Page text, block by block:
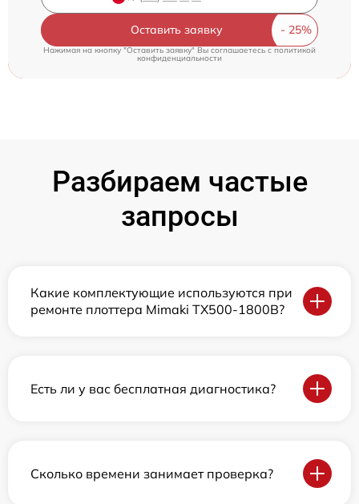
Оставить заявку
Нажимая на кнопку "Оставить заявку" Вы соглашаетесь cполитикой
конфиденциальности
Разбираем частые
запросы
Какие комплектующие используются при
ремонте плоттера Mimaki TX500-1800B?
Есть ли у вас бесплатная диагностика?
Сколько времени занимает проверка?